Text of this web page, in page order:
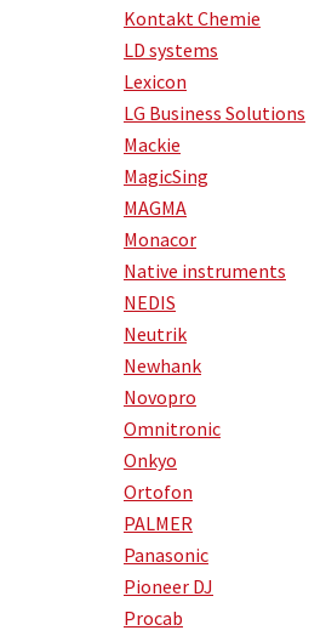
Kontakt Chemie
LD systems
Lexicon
LG Business Solutions
Mackie
MagicSing
MAGMA
Monacor
Native instruments
NEDIS
Neutrik
Newhank
Novopro
Omnitronic
Onkyo
Ortofon
PALMER
Panasonic
Pioneer DJ
Procab